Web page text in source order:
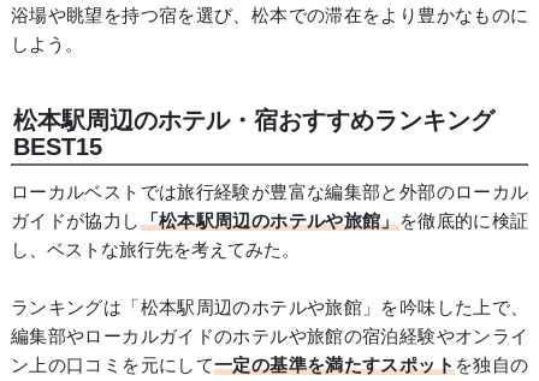
浴場や眺望を持つ宿を選び、松本での滞在をより豊かなものに
しよう。
松本駅周辺のホテル・宿おすすめランキング
BEST15
ローカルベストでは旅行経験が豊富な編集部と外部のローカル
ガイドが協力し「松本駅周辺のホテルや旅館」を徹底的に検証
し、ベストな旅行先を考えてみた。
ランキングは「松本駅周辺のホテルや旅館」を吟味した上で、
編集部やローカルガイドのホテルや旅館の宿泊経験やオンライ
ン上の口コミを元にして一定の基準を満たすスポットを独自の